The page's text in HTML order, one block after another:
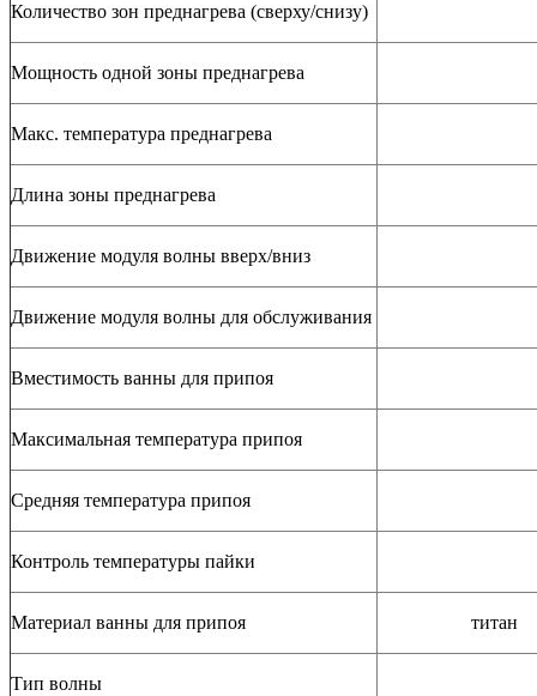
Количество зон преднагрева (сверху/снизу)
Мощность одной зоны преднагрева
Макс. температура преднагрева
Длина зоны преднагрева
Движение модуля волны вверх/вниз
Движение модуля волны для обслуживания
Вместимость ванны для припоя
Максимальная температура припоя
Средняя температура припоя
Контроль температуры пайки
Материал ванны для припоя титан
Тип волны